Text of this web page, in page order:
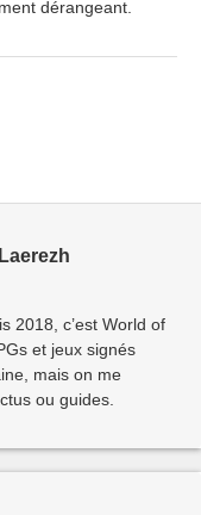
dérangeant.
2018, c’est World of
et jeux signés
mais on me
ou guides.